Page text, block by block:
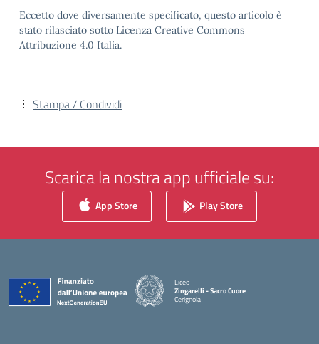
Eccetto dove diversamente specificato, questo articolo è
stato rilasciato sotto Licenza Creative Commons
Attribuzione 4.0 Italia.
Stampa / Condividi
Scarica la nostra app ufficiale su:
App Store Play Store
Liceo
Zingarelli - Sacro Cuore
Cerignola
— Visita la pagina iniziale della scuola